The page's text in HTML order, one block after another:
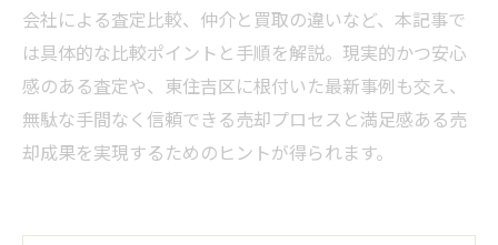
会社による査定比較、仲介と買取の違いなど、本記事で
は具体的な比較ポイントと手順を解説。現実的かつ安心
感のある査定や、東住吉区に根付いた最新事例も交え、
無駄な手間なく信頼できる売却プロセスと満足感ある売
却成果を実現するためのヒントが得られます。